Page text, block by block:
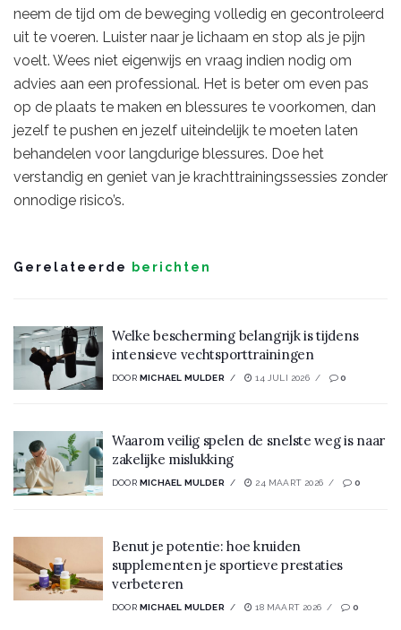
neem de tijd om de beweging volledig en gecontroleerd
uit te voeren. Luister naar je lichaam en stop als je pijn
voelt. Wees niet eigenwijs en vraag indien nodig om
advies aan een professional. Het is beter om even pas
op de plaats te maken en blessures te voorkomen, dan
jezelf te pushen en jezelf uiteindelijk te moeten laten
behandelen voor langdurige blessures. Doe het
verstandig en geniet van je krachttrainingssessies zonder
onnodige risico’s.
Gerelateerde berichten
Welke bescherming belangrijk is tijdens
intensieve vechtsporttrainingen
DOOR MICHAEL MULDER 14 JULI 2026 0
Waarom veilig spelen de snelste weg is naar
zakelijke mislukking
DOOR MICHAEL MULDER 24 MAART 2026 0
Benut je potentie: hoe kruiden
supplementen je sportieve prestaties
verbeteren
DOOR MICHAEL MULDER 18 MAART 2026 0